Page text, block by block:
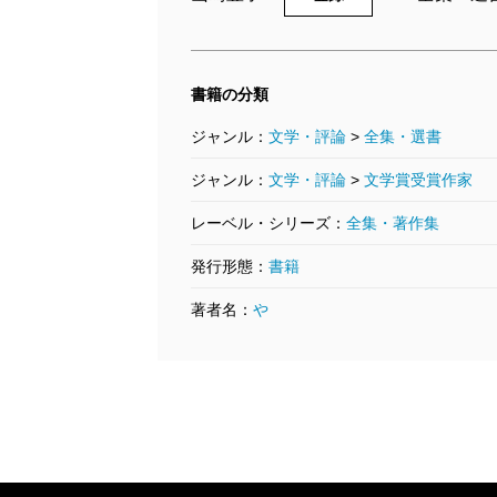
書籍の分類
ジャンル： 文学・評論 > 全集・選書
ジャンル： 文学・評論 > 文学賞受賞作家
レーベル・シリーズ： 全集・著作集
発行形態： 書籍
著者名： や